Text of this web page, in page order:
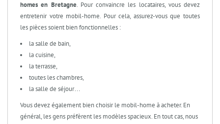
homes en Bretagne. Pour convaincre les locataires, vous devez
entretenir votre mobil-home. Pour cela, assurez-vous que toutes
les pièces soient bien fonctionnelles :
la salle de bain,
la cuisine,
la terrasse,
toutes les chambres,
la salle de séjour…
Vous devez également bien choisir le mobil-home à acheter. En
général, les gens préfèrent les modèles spacieux. En tout cas, nous